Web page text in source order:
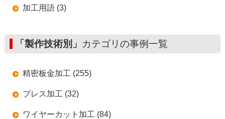
加工用語 (3)
「製作技術別」 カテゴリの事例一覧
精密板金加工 (255)
プレス加工 (32)
ワイヤーカット加工 (84)